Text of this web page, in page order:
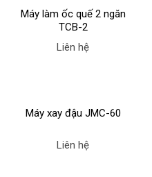
Máy làm ốc quế 2 ngăn
TCB-2
Liên hệ
Máy xay đậu JMC-60
Liên hệ